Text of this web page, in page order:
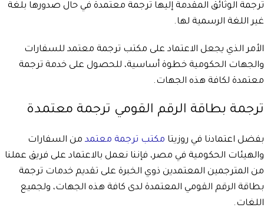
ترجمة الوثائق المقدمة إليها ترجمة معتمدة في حال صدورها بلغة
غير اللغة الرسمية لها.
الأمر الذي يجعل الاعتماد على مكتب ترجمة معتمد للسفارات
والجهات الحكومية خطوة أساسية، للحصول على خدمة ترجمة
معتمدة لكافة هذه الجهات.
ترجمة بطاقة الرقم القومي ترجمة معتمدة
بفضل اعتمادنا في روزيتا مكتب ترجمة معتمد من السفارات
والهيئات الحكومية في مصر، فإننا نعمل بالاعتماد على فريق عملنا
من المترجمين المعتمدين ذوي الخبرة على تقديم خدمات ترجمة
بطاقة الرقم القومي المعتمدة لدى كافة هذه الجهات، ولجميع
اللغات.